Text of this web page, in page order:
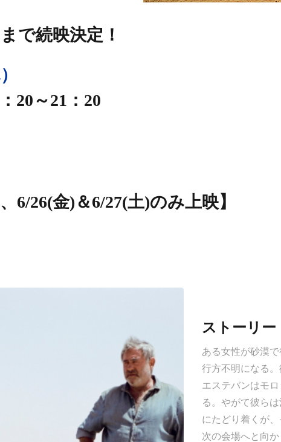
で続映決定！
～21：20
26(金)＆6/27(土)のみ上映】
ストーリー
ある女性が砂漠
行方不明になる
エステバンはモ
る。やがて彼ら
にたどり着くが
次の会場へと向か